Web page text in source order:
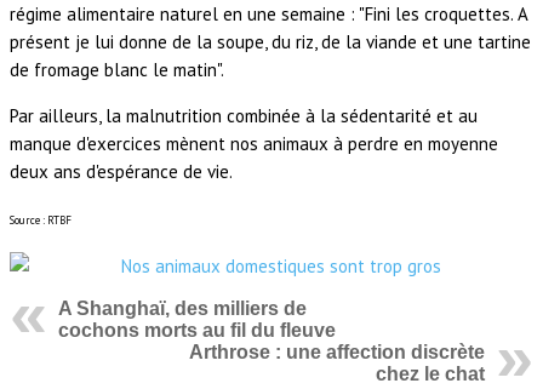
régime alimentaire naturel en une semaine : "Fini les croquettes. A
présent je lui donne de la soupe, du riz, de la viande et une tartine
de fromage blanc le matin".
Par ailleurs, la malnutrition combinée à la sédentarité et au
manque d'exercices mènent nos animaux à perdre en moyenne
deux ans d'espérance de vie.
Source : RTBF
A Shanghaï, des milliers de
cochons morts au fil du fleuve
Arthrose : une affection discrète
chez le chat